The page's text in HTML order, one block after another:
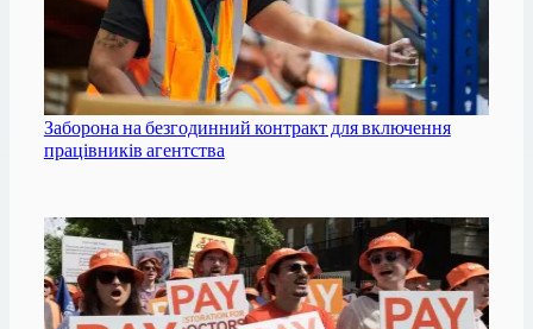
Заборона на безгодинний контракт для включення
працівників агентства